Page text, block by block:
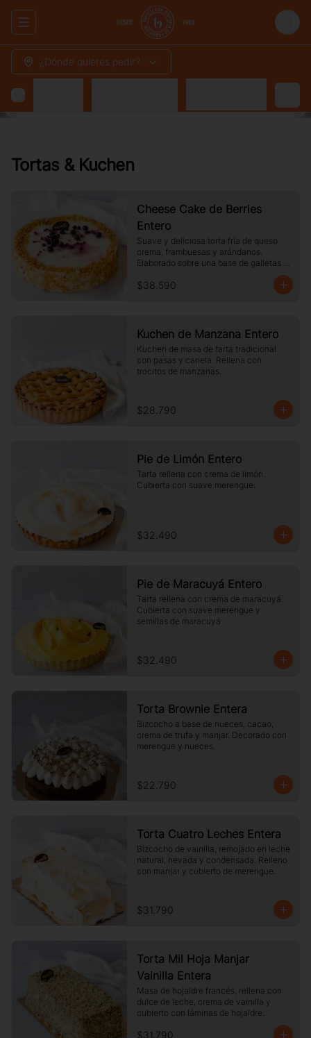
Abrir menu de navegación Login
¿Dónde quieres pedir?
Compartir
Tortas & Kuchen
Cheese Cake de Berries
Entero
Suave y deliciosa torta fría de queso
crema, frambuesas y arándanos.
Elaborado sobre una base de galletas y
$38.590
Kuchen de Manzana Entero
Kuchen de masa de tarta tradicional
con pasas y canela. Rellena con
trocitos de manzanas.
$28.790
Pie de Limón Entero
Tarta rellena con crema de limón.
Cubierta con suave merengue.
$32.490
Pie de Maracuyá Entero
Tarta rellena con crema de maracuyá.
Cubierta con suave merengue y
semillas de maracuyá
$32.490
Torta Brownie Entera
Bizcocho a base de nueces, cacao,
crema de trufa y manjar. Decorado con
merengue y nueces.
$22.790
Torta Cuatro Leches Entera
Bizcocho de vainilla, remojado en leche
natural, nevada y condensada. Relleno
con manjar y cubierto de merengue.
$31.790
Torta Mil Hoja Manjar
Vainilla Entera
Masa de hojaldre francés, rellena con
dulce de leche, crema de vainilla y
cubierto con láminas de hojaldre.
$31.790